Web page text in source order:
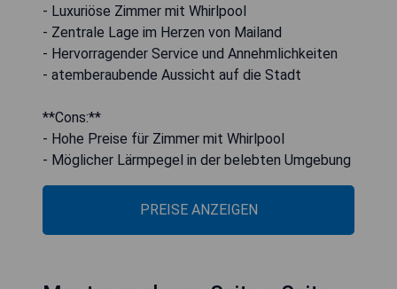
- Luxuriöse Zimmer mit Whirlpool
- Zentrale Lage im Herzen von Mailand
- Hervorragender Service und Annehmlichkeiten
- atemberaubende Aussicht auf die Stadt
**Cons:**
- Hohe Preise für Zimmer mit Whirlpool
- Möglicher Lärmpegel in der belebten Umgebung
PREISE ANZEIGEN